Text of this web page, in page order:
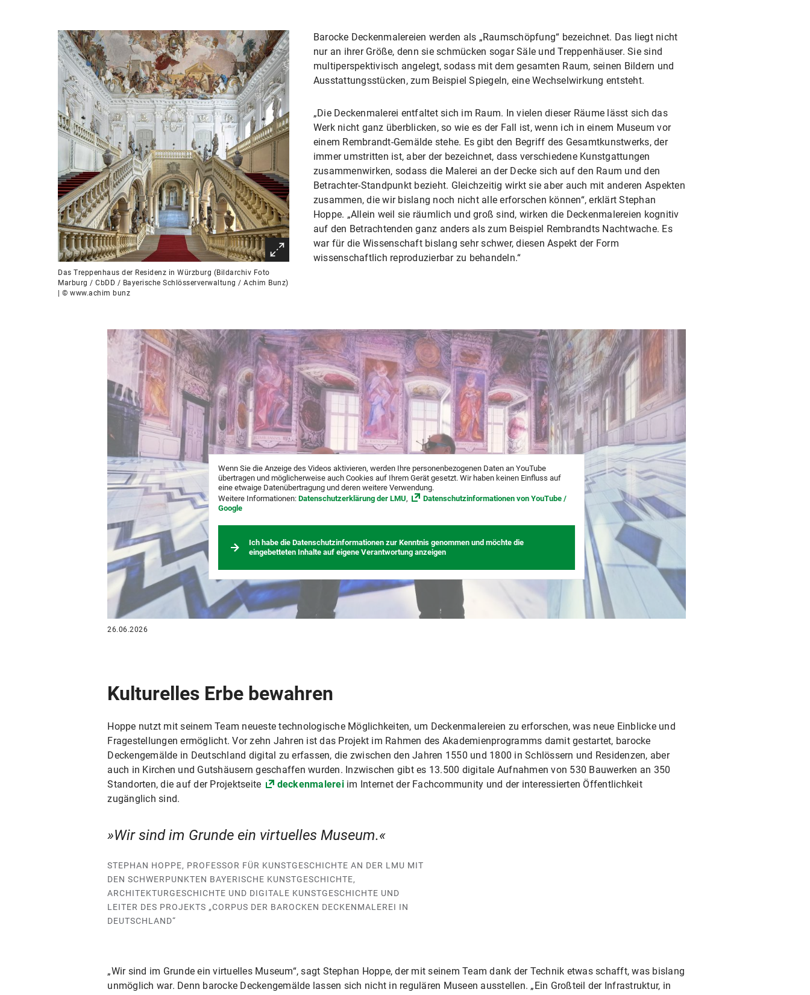
Das Treppenhaus der Residenz in Würzburg (Bildarchiv Foto
Marburg / CbDD / Bayerische Schlösserverwaltung / Achim Bunz)
| © www.achim bunz
Barocke Deckenmalereien werden als „Raumschöpfung“ bezeichnet. Das liegt nicht
nur an ihrer Größe, denn sie schmücken sogar Säle und Treppenhäuser. Sie sind
multiperspektivisch angelegt, sodass mit dem gesamten Raum, seinen Bildern und
Ausstattungsstücken, zum Beispiel Spiegeln, eine Wechselwirkung entsteht.
„Die Deckenmalerei entfaltet sich im Raum. In vielen dieser Räume lässt sich das
Werk nicht ganz überblicken, so wie es der Fall ist, wenn ich in einem Museum vor
einem Rembrandt-Gemälde stehe. Es gibt den Begriff des Gesamtkunstwerks, der
immer umstritten ist, aber der bezeichnet, dass verschiedene Kunstgattungen
zusammenwirken, sodass die Malerei an der Decke sich auf den Raum und den
Betrachter-Standpunkt bezieht. Gleichzeitig wirkt sie aber auch mit anderen Aspekten
zusammen, die wir bislang noch nicht alle erforschen können“, erklärt Stephan
Hoppe. „Allein weil sie räumlich und groß sind, wirken die Deckenmalereien kognitiv
auf den Betrachtenden ganz anders als zum Beispiel Rembrandts Nachtwache. Es
war für die Wissenschaft bislang sehr schwer, diesen Aspekt der Form
wissenschaftlich reproduzierbar zu behandeln.“
Wenn Sie die Anzeige des Videos aktivieren, werden Ihre personenbezogenen Daten an YouTube
übertragen und möglicherweise auch Cookies auf Ihrem Gerät gesetzt. Wir haben keinen Einfluss auf
eine etwaige Datenübertragung und deren weitere Verwendung.
Weitere Informationen:Datenschutzerklärung der LMU,
Datenschutzinformationen von YouTube /
Google
Ich habe die Datenschutzinformationen zur Kenntnis genommen und möchte die
eingebetteten Inhalte auf eigene Verantwortung anzeigen
26.06.2026
Kulturelles Erbe bewahren
Hoppe nutzt mit seinem Team neueste technologische Möglichkeiten, um Deckenmalereien zu erforschen, was neue Einblicke und
Fragestellungen ermöglicht. Vor zehn Jahren ist das Projekt im Rahmen des Akademienprogramms damit gestartet, barocke
Deckengemälde in Deutschland digital zu erfassen, die zwischen den Jahren 1550 und 1800 in Schlössern und Residenzen, aber
auch in Kirchen und Gutshäusern geschaffen wurden. Inzwischen gibt es 13.500 digitale Aufnahmen von 530 Bauwerken an 350
Standorten, die auf der Projektseite
deckenmalereiim Internet der Fachcommunity und der interessierten Öffentlichkeit
zugänglich sind.
Wir sind im Grunde ein virtuelles Museum.
STEPHAN HOPPE, PROFESSOR FÜR KUNSTGESCHICHTE AN DER LMU MIT
DEN SCHWERPUNKTEN BAYERISCHE KUNSTGESCHICHTE,
ARCHITEKTURGESCHICHTE UND DIGITALE KUNSTGESCHICHTE UND
LEITER DES PROJEKTS „CORPUS DER BAROCKEN DECKENMALEREI IN
DEUTSCHLAND“
„Wir sind im Grunde ein virtuelles Museum“, sagt Stephan Hoppe, der mit seinem Team dank der Technik etwas schafft, was bislang
unmöglich war. Denn barocke Deckengemälde lassen sich nicht in regulären Museen ausstellen. „Ein Großteil der Infrastruktur, in